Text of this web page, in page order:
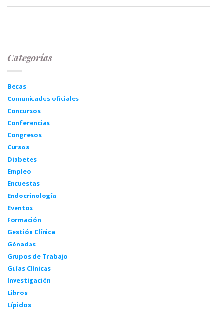
Categorías
Becas
Comunicados oficiales
Concursos
Conferencias
Congresos
Cursos
Diabetes
Empleo
Encuestas
Endocrinología
Eventos
Formación
Gestión Clínica
Gónadas
Grupos de Trabajo
Guías Clínicas
Investigación
Libros
Lípidos